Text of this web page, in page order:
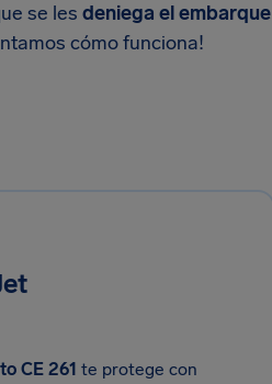
se les deniega el embarque
cómo funciona!
CE 261 te protege con